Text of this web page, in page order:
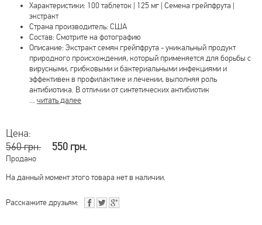
Характеристики: 100 таблеток | 125 мг | Семена грейпфрута |
экстракт
Страна производитель: США
Состав: Смотрите на фотографию
Описание: Экстракт семян грейпфрута - уникальный продукт
природного происхождения, который применяется для борьбы с
вирусными, грибковыми и бактериальными инфекциями и
эффективен в профилактике и лечении, выполняя роль
антибиотика. В отличии от синтетических антибиотик
… читать далее
Цена:
560 грн.
550 грн.
Продано
На данный момент этого товара нет в наличии.
Расскажите друзьям: